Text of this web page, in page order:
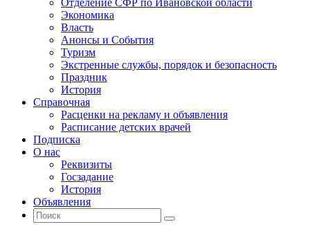
Отделение СФР по Ивановской области
Экономика
Власть
Анонсы и События
Туризм
Экстренные службы, порядок и безопасность
Праздник
История
Справочная
Расценки на рекламу и объявления
Расписание детских врачей
Подписка
О нас
Реквизиты
Госзадание
История
Объявления
Поиск
Искать:
Поиск